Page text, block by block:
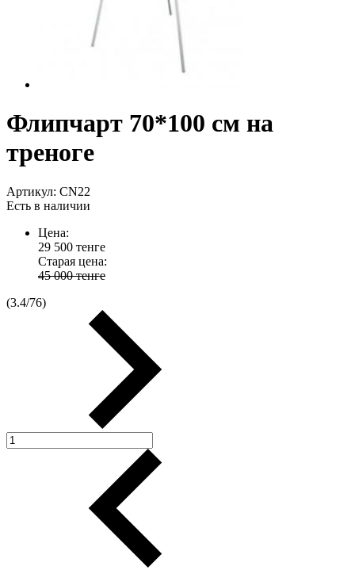
Флипчарт 70*100 см на
треноге
Артикул: CN22
Есть в наличии
Цена:
29 500 тенге
Старая цена:
45 000 тенге
(3.4/76)